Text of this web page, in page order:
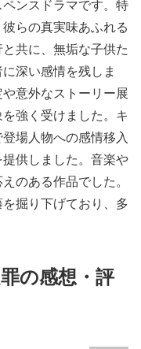
ンスドラマです。特
らの真実味あふれる
共に、無垢な子供た
深い感情を残しま
意外なストーリー展
強く受けました。キ
場人物への感情移入
供しました。音楽や
のある作品でした。
掘り下げており、多
の感想・評